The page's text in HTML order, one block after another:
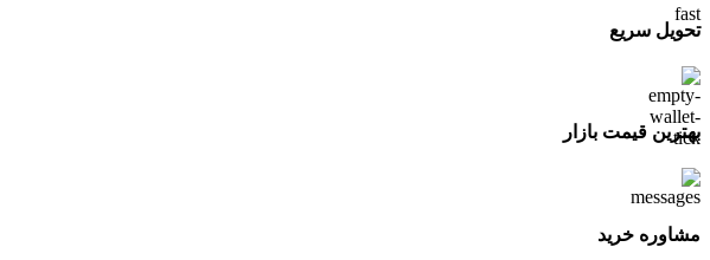
تحویل سریع
بهترین قیمت بازار
مشاوره خرید